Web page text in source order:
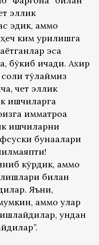
эллик
эдик, аммо
ким қурилишга
эса
бўкиб ичади. Ахир
тўлаймиз
чет эллик
ишчиларга
қимматроққа
ишчиларни
бунақалари
кўрдик, аммо
билан
Яъни,
аммо улар
ундан